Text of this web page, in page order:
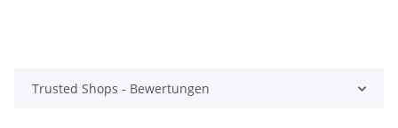
Trusted Shops - Bewertungen